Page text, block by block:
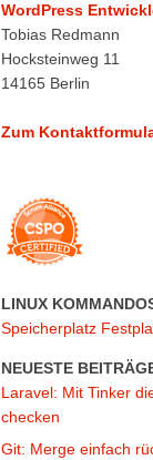
WordPress
Tobias Redmann
Hocksteinweg 11
14165 Berlin
Zum
LINUX
Speicherplatz
NEUESTE
Laravel: Mit Tinker
checken
Git: Merge einfach